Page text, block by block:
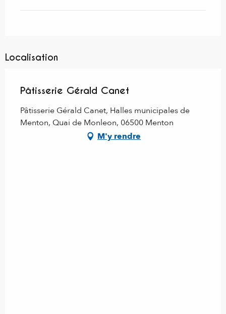
Localisation
Pâtisserie Gérald Canet
Pâtisserie Gérald Canet, Halles municipales de
Menton, Quai de Monleon, 06500 Menton
M'y rendre